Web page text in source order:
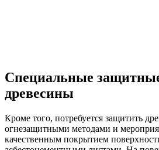
Специальные
древесины
Кроме того, потребуется защитить
огнезащитными методами и
качественным покрытием